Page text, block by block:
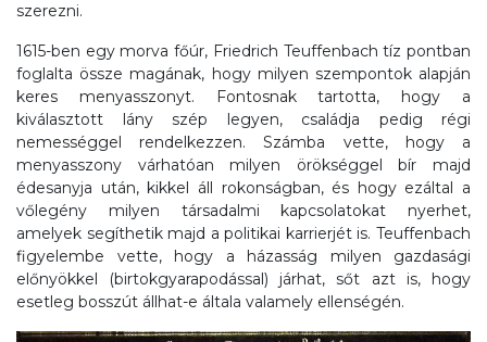
szerezni.
1615-ben egy morva főúr, Friedrich Teuffenbach tíz pontban
foglalta össze magának, hogy milyen szempontok alapján
keres menyasszonyt. Fontosnak tartotta, hogy a
kiválasztott lány szép legyen, családja pedig régi
nemességgel rendelkezzen. Számba vette, hogy a
menyasszony várhatóan milyen örökséggel bír majd
édesanyja után, kikkel áll rokonságban, és hogy ezáltal a
vőlegény milyen társadalmi kapcsolatokat nyerhet,
amelyek segíthetik majd a politikai karrierjét is. Teuffenbach
figyelembe vette, hogy a házasság milyen gazdasági
előnyökkel (birtokgyarapodással) járhat, sőt azt is, hogy
esetleg bosszút állhat-e általa valamely ellenségén.